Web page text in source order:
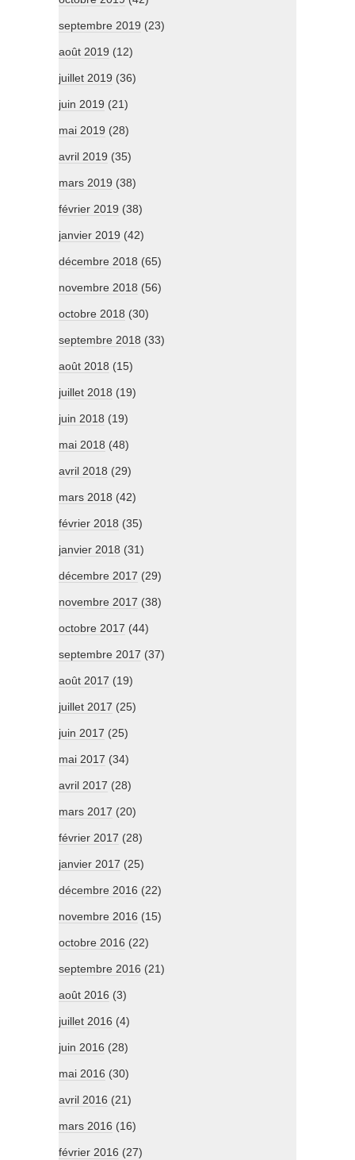
septembre 2019 (23)
août 2019 (12)
juillet 2019 (36)
juin 2019 (21)
mai 2019 (28)
avril 2019 (35)
mars 2019 (38)
février 2019 (38)
janvier 2019 (42)
décembre 2018 (65)
novembre 2018 (56)
octobre 2018 (30)
septembre 2018 (33)
août 2018 (15)
juillet 2018 (19)
juin 2018 (19)
mai 2018 (48)
avril 2018 (29)
mars 2018 (42)
février 2018 (35)
janvier 2018 (31)
décembre 2017 (29)
novembre 2017 (38)
octobre 2017 (44)
septembre 2017 (37)
août 2017 (19)
juillet 2017 (25)
juin 2017 (25)
mai 2017 (34)
avril 2017 (28)
mars 2017 (20)
février 2017 (28)
janvier 2017 (25)
décembre 2016 (22)
novembre 2016 (15)
octobre 2016 (22)
septembre 2016 (21)
août 2016 (3)
juillet 2016 (4)
juin 2016 (28)
mai 2016 (30)
avril 2016 (21)
mars 2016 (16)
février 2016 (27)